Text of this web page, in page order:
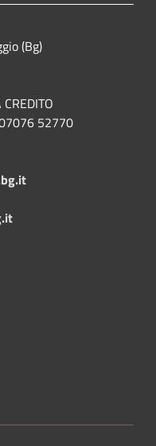
(Bg)
07076 52770